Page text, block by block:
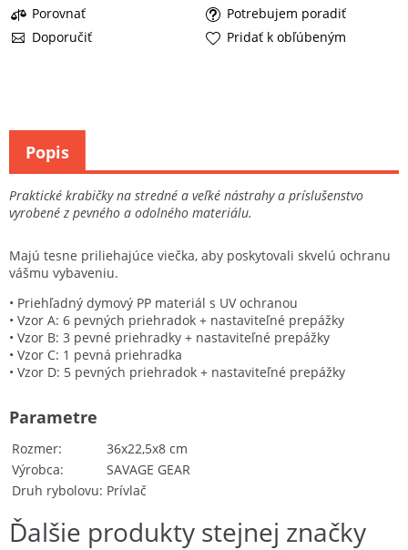
Porovnať
Potrebujem poradiť
Doporučiť
Pridať k obľúbeným
Praktické krabičky na stredné a veľké nástrahy a príslušenstvo
vyrobené z pevného a odolného materiálu.
Majú tesne priliehajúce viečka, aby poskytovali skvelú ochranu
vášmu vybaveniu.
• Priehľadný dymový PP materiál s UV ochranou
• Vzor A: 6 pevných priehradok + nastaviteľné prepážky
• Vzor B: 3 pevné priehradky + nastaviteľné prepážky
• Vzor C: 1 pevná priehradka
• Vzor D: 5 pevných priehradok + nastaviteľné prepážky
Rozmer
36x22,5x8 cm
Výrobca
SAVAGE GEAR
Druh rybolovu Prívlač
Parametre
Popis
Ďalšie produkty stejnej značky